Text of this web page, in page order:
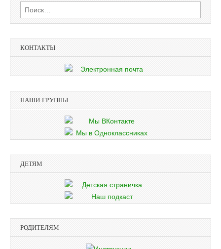
Найти:
КОНТАКТЫ
НАШИ ГРУППЫ
ДЕТЯМ
РОДИТЕЛЯМ